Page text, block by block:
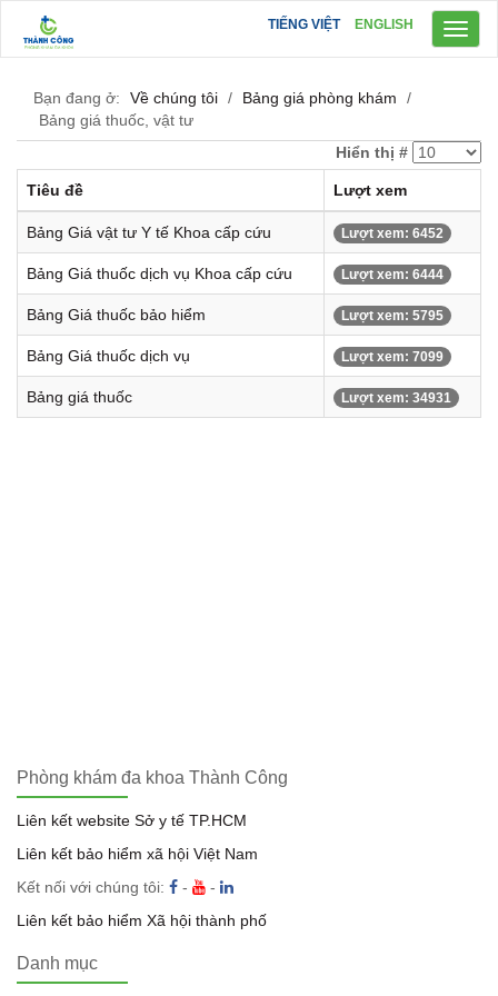
TIẾNG VIỆT ENGLISH
Bạn đang ở: Về chúng tôi / Bảng giá phòng khám
/
Bảng giá thuốc, vật tư
Hiển thị #
Tiêu đề Lượt xem
Bảng Giá vật tư Y tế Khoa cấp cứu Lượt xem: 6452
Bảng Giá thuốc dịch vụ Khoa cấp cứu Lượt xem: 6444
Bảng Giá thuốc bảo hiểm Lượt xem: 5795
Bảng Giá thuốc dịch vụ Lượt xem: 7099
Bảng giá thuốc Lượt xem: 34931
Phòng khám đa khoa Thành Công
Liên kết website Sở y tế TP.HCM
Liên kết bảo hiểm xã hội Việt Nam
Kết nối với chúng tôi:
-
-
Liên kết bảo hiểm Xã hội thành phố
Danh mục